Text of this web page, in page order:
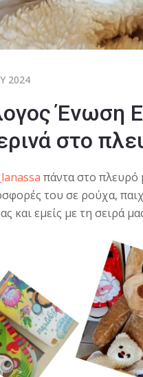
2024
Ένωση
στο
πάντα στο πλευρό
του σε ρούχα,
και εμείς με τη σειρά